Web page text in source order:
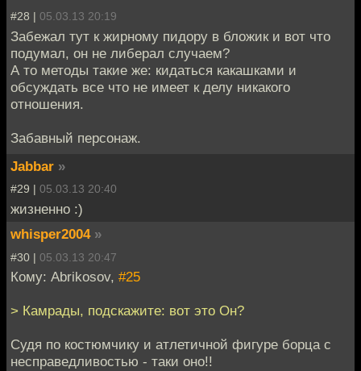
#28 | 05.03.13 20:19
Забежал тут к жирному пидору в бложик и вот что
подумал, он не либерал случаем?
А то методы такие же: кидаться какашками и
обсуждать все что не имеет к делу никакого
отношения.
Забавный персонаж.
Jabbar »
#29 | 05.03.13 20:40
жизненно :)
whisper2004 »
#30 | 05.03.13 20:47
Кому: Abrikosov, #25
> Камрады, подскажите: вот это Он?
Судя по костюмчику и атлетичной фигуре борца с
несправедливостью - таки оно!!